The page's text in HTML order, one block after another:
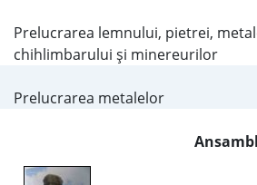
Prelucrarea lemnului, pietrei,
chihlimbarului şi minereurilor
Prelucrarea metalelor